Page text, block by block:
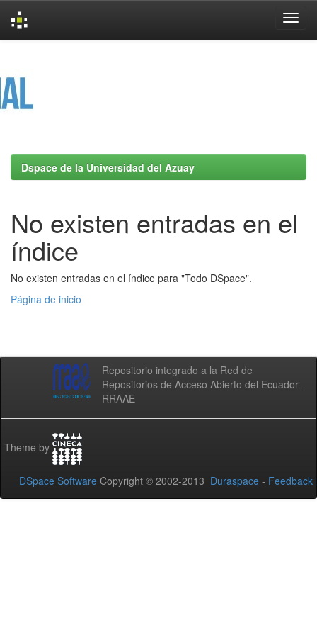
Dspace de la Universidad del Azuay
No existen entradas en el
índice
No existen entradas en el índice para "Todo DSpace".
Página de inicio
Repositorio integrado a la Red de
Repositorios de Acceso Abierto del Ecuador -
RRAAE
Theme by
DSpace Software Copyright © 2002-2013 Duraspace - Feedback